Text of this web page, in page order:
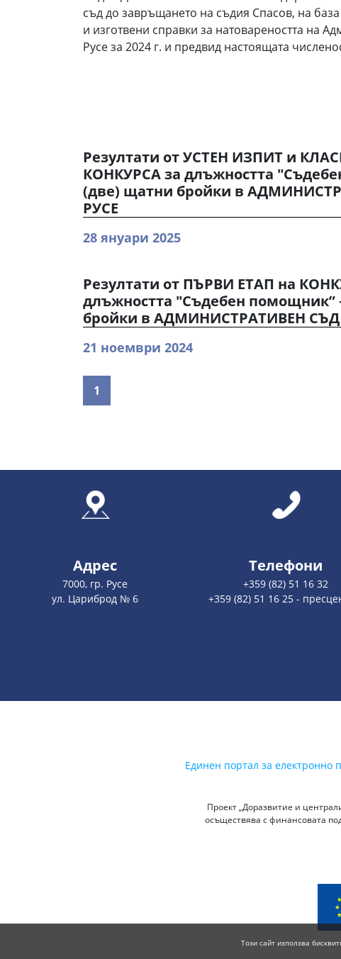
съд до завръщането на съдия Спасов, на
и изготвени справки за натовареността на
Русе за 2024 г. и предвид настоящата
Резултати от УСТЕН ИЗПИТ и
КОНКУРСА за длъжността
(две) щатни бройки в
РУСЕ
28 януари 2025
Резултати от ПЪРВИ ЕТАП на
длъжността "Съдебен помощник”
бройки в АДМИНИСТРАТИВЕН СЪД
21 ноември 2024
1
Адрес
7000, гр. Русе
ул. Цариброд № 6
Телефони
+359 (82) 51 16 32
+359 (82) 51 16 25 -
Единен портал за електронно
Проект „Доразвитие и
осъществява с финансовата
Този сайт използва